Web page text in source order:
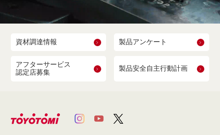
資材調達情報 製品アンケート
アフターサービス
認定店募集
製品安全自主行動計画